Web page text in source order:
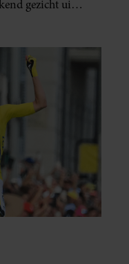
gezicht uit